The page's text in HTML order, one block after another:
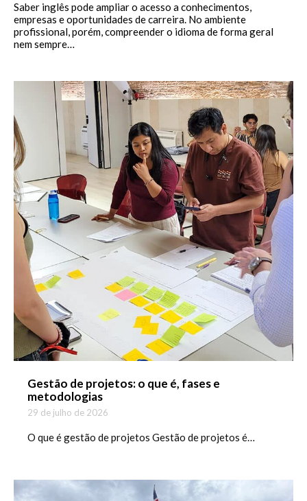
Saber inglês pode ampliar o acesso a conhecimentos,
empresas e oportunidades de carreira. No ambiente
profissional, porém, compreender o idioma de forma geral
nem sempre…
Gestão de projetos: o que é, fases e
metodologias
29 de julho de 2026
O que é gestão de projetos Gestão de projetos é…